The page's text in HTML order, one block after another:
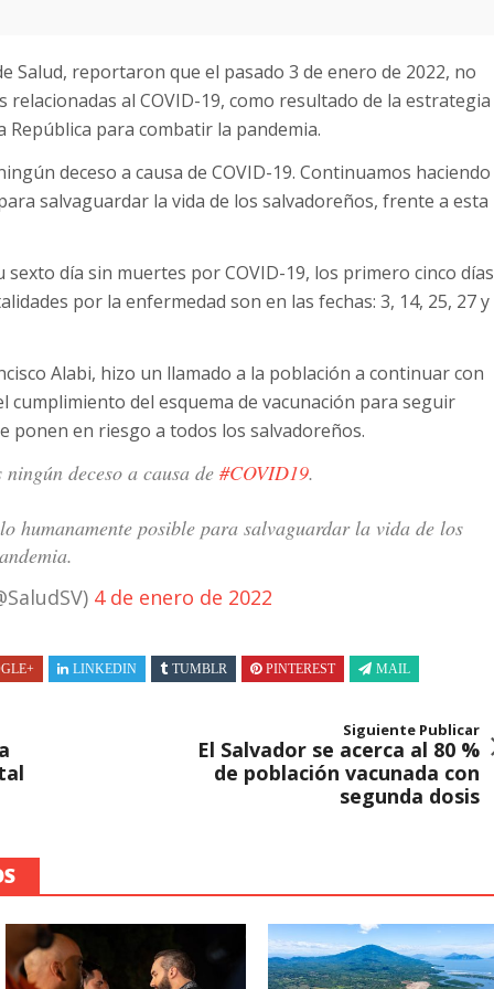
Salud, reportaron que el pasado 3 de enero de 2022, no
al COVID-19, como resultado de la estrategia
para combatir la pandemia.
deceso a causa de COVID-19. Continuamos haciendo
salvaguardar la vida de los salvadoreños, frente a esta
día sin muertes por COVID-19, los primero cinco días
por la enfermedad son en las fechas: 3, 14, 25, 27 y
Alabi, hizo un llamado a la población a continuar con
cumplimiento del esquema de vacunación para seguir
ponen en riesgo a todos los salvadoreños.
deceso a causa de #COVID19.
humanamente posible para salvaguardar la vida de los
4 de enero de 2022
LINKEDIN TUMBLR PINTEREST MAIL
Siguiente Publicar
El Salvador se acerca al 80 %
de población vacunada con
segunda dosis